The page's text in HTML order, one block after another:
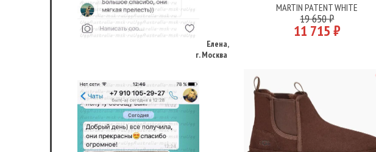
Подробнее
MARTIN PATENT WHITE
19 650 ₽
11 715 ₽